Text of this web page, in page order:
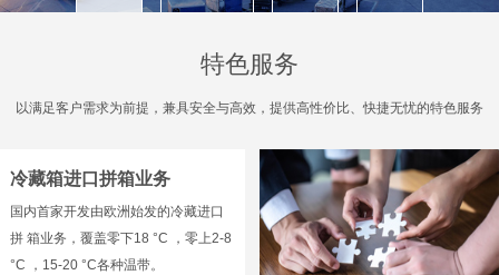
特色服务
以满足客户需求为前提，兼具安全与高效，提供高性价比、快捷无忧的特色服务
冷藏箱进口拼箱业务
国内首家开发由欧洲始发的冷藏进口
拼 箱业务，覆盖零下18 °C ，零上2-8
°C ，15-20 °C各种温带。